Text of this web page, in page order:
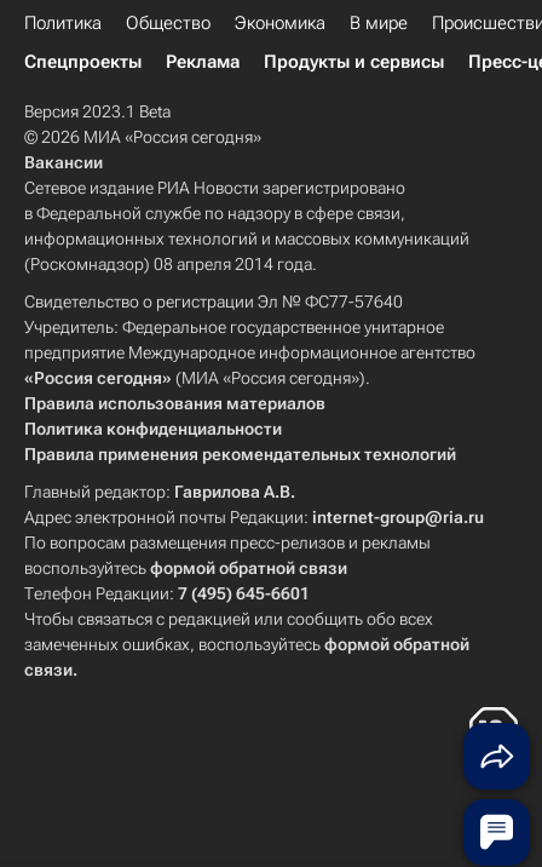
Политика Общество Экономика В мире
Спецпроекты
Реклама Продукты и сервисы Пресс-
Версия 2023.1 Beta
© 2026 МИА «Россия сегодня»
Вакансии
Сетевое издание РИА Новости зарегистрировано
в Федеральной службе по надзору в сфере связи,
информационных технологий и массовых коммуникаций
(Роскомнадзор) 08 апреля 2014 года.
Свидетельство о регистрации Эл № ФС77-57640
Учредитель: Федеральное государственное унитарное
предприятие Международное информационное агентство
«Россия сегодня» (МИА «Россия сегодня»).
Правила использования материалов
Политика конфиденциальности
Правила применения рекомендательных технологий
Главный редактор: Гаврилова А.В.
Адрес электронной почты Редакции: internet-group@ria.ru
По вопросам размещения пресс-релизов и рекламы
воспользуйтесьформой обратной связи
Телефон Редакции: 7 (495) 645-6601
Чтобы связаться с редакцией или сообщить обо всех
замеченных ошибках, воспользуйтесьформой обратной
связи.